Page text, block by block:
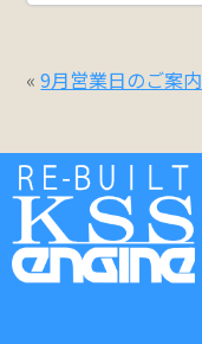
«9月営業日のご案内